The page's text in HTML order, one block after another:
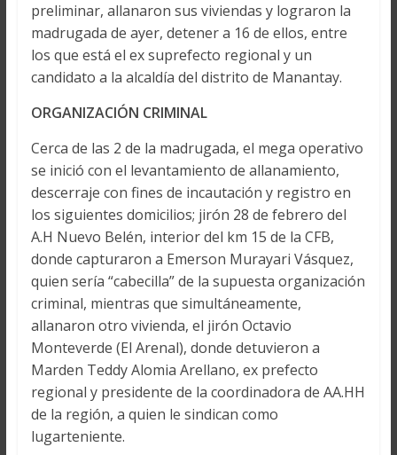
preliminar, allanaron sus viviendas y lograron la
madrugada de ayer, detener a 16 de ellos, entre
los que está el ex suprefecto regional y un
candidato a la alcaldía del distrito de Manantay.
ORGANIZACIÓN CRIMINAL
Cerca de las 2 de la madrugada, el mega operativo
se inició con el levantamiento de allanamiento,
descerraje con fines de incautación y registro en
los siguientes domicilios; jirón 28 de febrero del
A.H Nuevo Belén, interior del km 15 de la CFB,
donde capturaron a Emerson Murayari Vásquez,
quien sería “cabecilla” de la supuesta organización
criminal, mientras que simultáneamente,
allanaron otro vivienda, el jirón Octavio
Monteverde (El Arenal), donde detuvieron a
Marden Teddy Alomia Arellano, ex prefecto
regional y presidente de la coordinadora de AA.HH
de la región, a quien le sindican como
lugarteniente.